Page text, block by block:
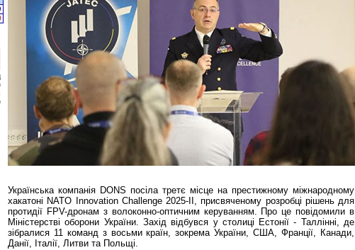
Українська компанія DONS посіла третє місце на престижному міжнародному
хакатоні NATO Innovation Challenge 2025-II, присвяченому розробці рішень для
протидії FPV-дронам з волоконно-оптичним керуванням. Про це повідомили в
Міністерстві оборони України. Захід відбувся у столиці Естонії - Таллінні, де
зібралися 11 команд з восьми країн, зокрема України, США, Франції, Канади,
Данії, Італії, Литви та Польщі.